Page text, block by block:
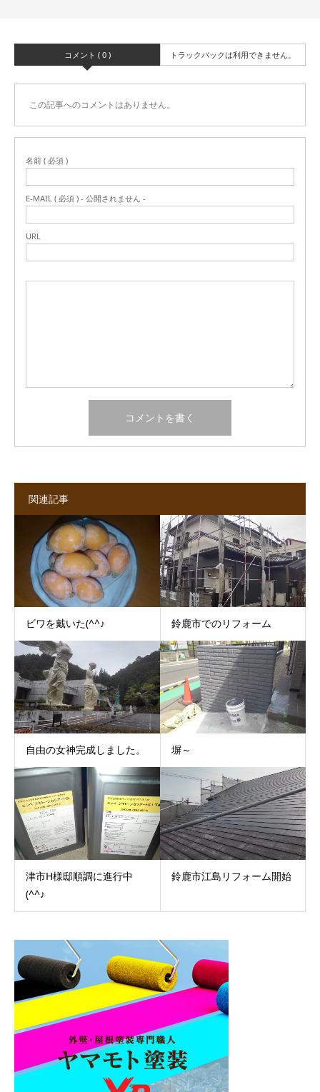
コメント ( 0 ) トラックバックは利用できません。
この記事へのコメントはありません。
名前 ( 必須 )
E-MAIL ( 必須 ) - 公開されません -
URL
関連記事
ビワを戴いた(^^♪ 鈴鹿市でのリフォーム
自由の女神完成しました。 塀～
津市H様邸順調に進行中
(^^♪
鈴鹿市江島リフォーム開始